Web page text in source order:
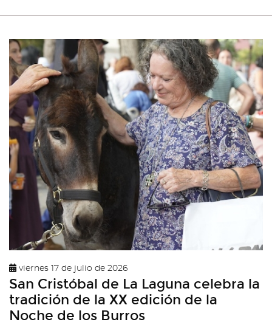
viernes 17 de julio de 2026
San Cristóbal de La Laguna celebra la
tradición de la XX edición de la
Noche de los Burros